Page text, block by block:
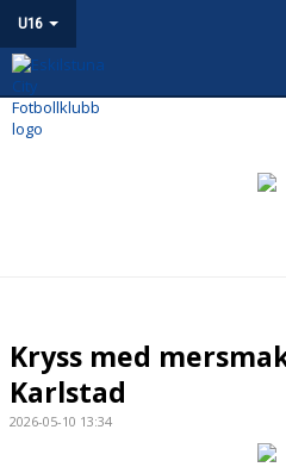
U16
U16
BILDGALLERI
DOKUMENT
Kryss med
Karlstad
2026-05-10 13:34